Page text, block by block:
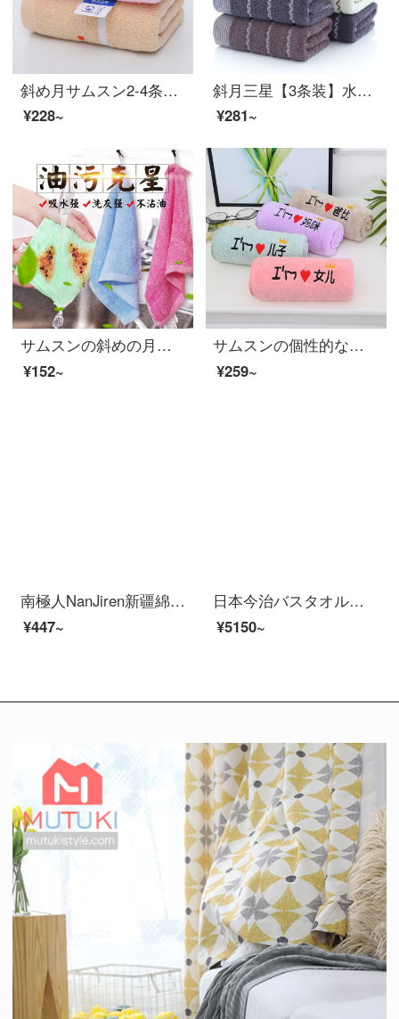
斜め月サムスン2-4条に純綿のタオルを入れて錦上に花を添えます。家庭用のカップルはタオルを洗って柔らかく水を吸います。（ピンク＋カレー色）錦上に花を添えます。
¥228~
斜月三星【3条装】水紋の純綿タオルメーカー直営家庭用大人用フェイスタオル、強力吸水超柔らかい肌35*75 cm 3枚に水紋タオル
¥281~
サムスンの斜めの月【10条が詰めます】炊事場の食器を洗うタオル家事の清潔な布は毛が落ちません。
¥152~
サムスンの個性的なサンゴの刺繍の字のタオルは家庭で注文して親子の顔を洗ってタオルの柔軟な吸水のお父さんを比べて+マミ+息子+娘の35*75 cm
¥259~
南極人NanJiren新疆綿大バスタオル+タオル2枚に綿を入れて柔らかく吸水します。男女バスタオルを厚くして、タオルタオルのフェイスタオルを組み合わせて70*140 cmを入れます。
¥447~
日本今治バスタオル日本から今治大タオルタオルを輸入しました。家庭用の女性純綿男性の吸水速乾ベビーセットの柔らかい3点セットの青（薄いタイプの速乾タイプ）
¥5150~